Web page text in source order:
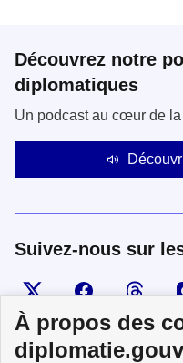
À propos des
Découvrez notre
diplomatiques
Un podcast au cœur de
Suivez-nous sur
Visiter la page X
Suivez-